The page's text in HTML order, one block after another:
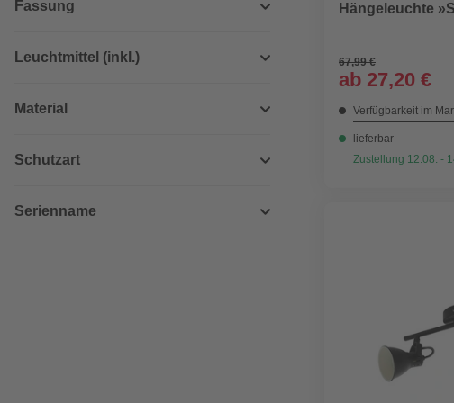
Fassung
Leuchtmittel (inkl.)
Material
Schutzart
Serienname
Hängeleuchte
67,99 €
ab 27,20 €
Verfügbarkeit im
lieferbar
Zustellung 12.08. -